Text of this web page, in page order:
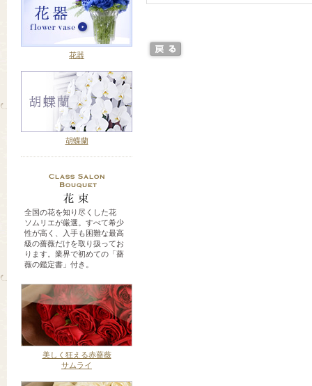
花器
胡蝶蘭
全国の花を知り尽くした花
ソムリエが厳選。すべて希少
性が高く、入手も困難な最高
級の薔薇だけを取り扱ってお
ります。業界で初めての「薔
薇の鑑定書」付き。
美しく狂える赤薔薇
サムライ